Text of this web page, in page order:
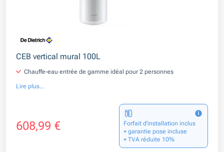
CEB vertical mural 100L
Chauffe-eau entrée de gamme idéal pour 2 personnes
Lire plus...
608,99 €
Forfait d’installation inclus
+ garantie pose incluse
+ TVA réduite 10%